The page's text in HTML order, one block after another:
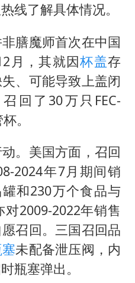
线了解具体情况。
膳魔师首次在中国
月，其就因杯盖存
、可能导致上盖闭
回了30万只FEC-
。
。美国方面，召回
2024年7月期间销
和230万个食品与
2009-2022年销售
召回。三国召回品
未配备泄压阀，内
瓶塞弹出。